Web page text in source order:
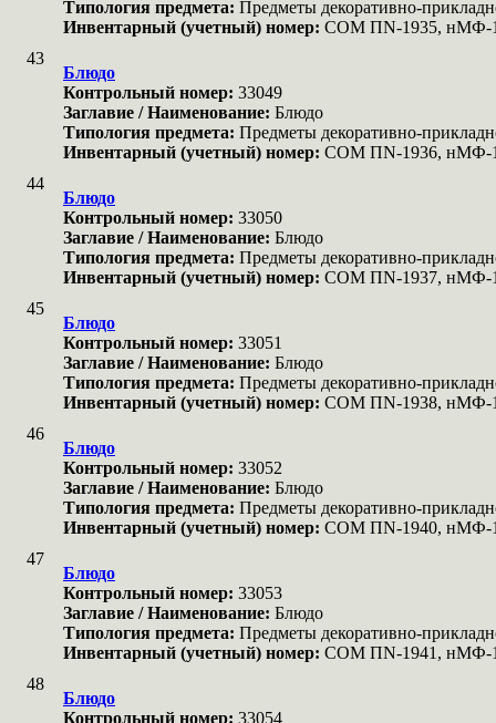
Типология предмета: Предметы декоративно-
Инвентарный (учетный) номер: COM ПN-1935, нМФ-
43
Блюдо
Контрольный номер: 33049
Заглавие / Наименование: Блюдо
Типология предмета: Предметы декоративно-
Инвентарный (учетный) номер: COM ПN-1936, нМФ-
44
Блюдо
Контрольный номер: 33050
Заглавие / Наименование: Блюдо
Типология предмета: Предметы декоративно-
Инвентарный (учетный) номер: COM ПN-1937, нМФ-
45
Блюдо
Контрольный номер: 33051
Заглавие / Наименование: Блюдо
Типология предмета: Предметы декоративно-
Инвентарный (учетный) номер: COM ПN-1938, нМФ-
46
Блюдо
Контрольный номер: 33052
Заглавие / Наименование: Блюдо
Типология предмета: Предметы декоративно-
Инвентарный (учетный) номер: COM ПN-1940, нМФ-
47
Блюдо
Контрольный номер: 33053
Заглавие / Наименование: Блюдо
Типология предмета: Предметы декоративно-
Инвентарный (учетный) номер: COM ПN-1941, нМФ-
48
Блюдо
Контрольный номер: 33054